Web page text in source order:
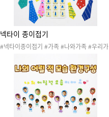
넥타이 종이접기
#넥타이종이접기 #가족 #나와가족 #우리가
#가족활동 #종이접기 #종이접기도안 #색종
이접기 #종이 #색종이 #넥타이 #가족종이접
기 #20260503가족1 #20260503가족1종
이접기 #가족역할